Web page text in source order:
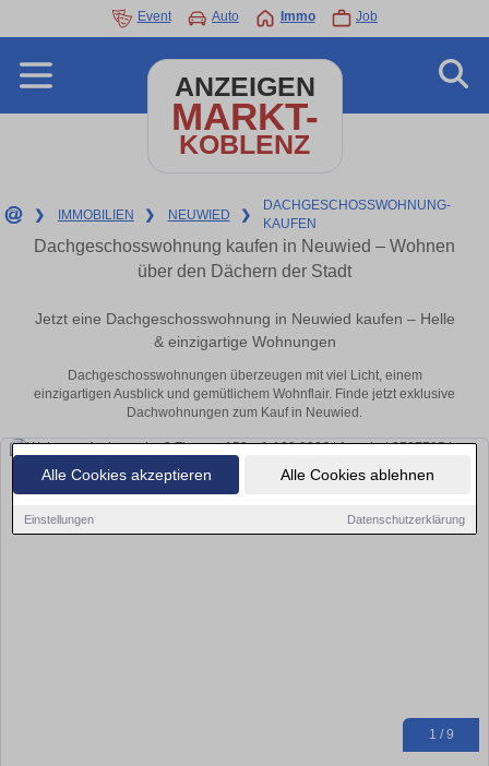
Alle Cookies akzeptieren Alle Cookies ablehnen
Einstellungen Datenschutzerklärung
Event Auto Immo Job
ANZEIGEN
MARKT-
KOBLENZ
❯ IMMOBILIEN ❯ NEUWIED ❯
DACHGESCHOSSWOHNUNG-
KAUFEN
Dachgeschosswohnung kaufen in Neuwied – Wohnen
über den Dächern der Stadt
Jetzt eine Dachgeschosswohnung in Neuwied kaufen – Helle
& einzigartige Wohnungen
Dachgeschosswohnungen überzeugen mit viel Licht, einem
einzigartigen Ausblick und gemütlichem Wohnflair. Finde jetzt exklusive
Dachwohnungen zum Kauf in Neuwied.
1 / 9